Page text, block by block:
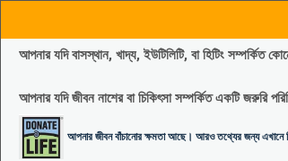
আপনার যদি বাসস্থান, খাদ্য, ইউটিলিটি, বা হিটিং
আপনার যদি জীবন নাশের বা চিকিৎসা সম্পর্কিত একটি
আপনার জীবন বাঁচানোর ক্ষমতা আছে। আরও তথ্যের জন্য